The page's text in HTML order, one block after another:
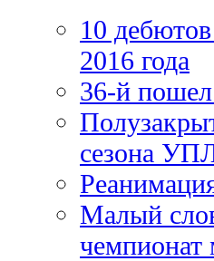
10
2016 года
36-й
сезона
Малый
чемпионат